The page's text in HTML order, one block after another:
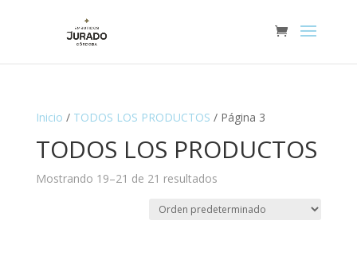
Inicio / TODOS LOS PRODUCTOS / Página 3
TODOS LOS PRODUCTOS
Mostrando 19–21 de 21 resultados